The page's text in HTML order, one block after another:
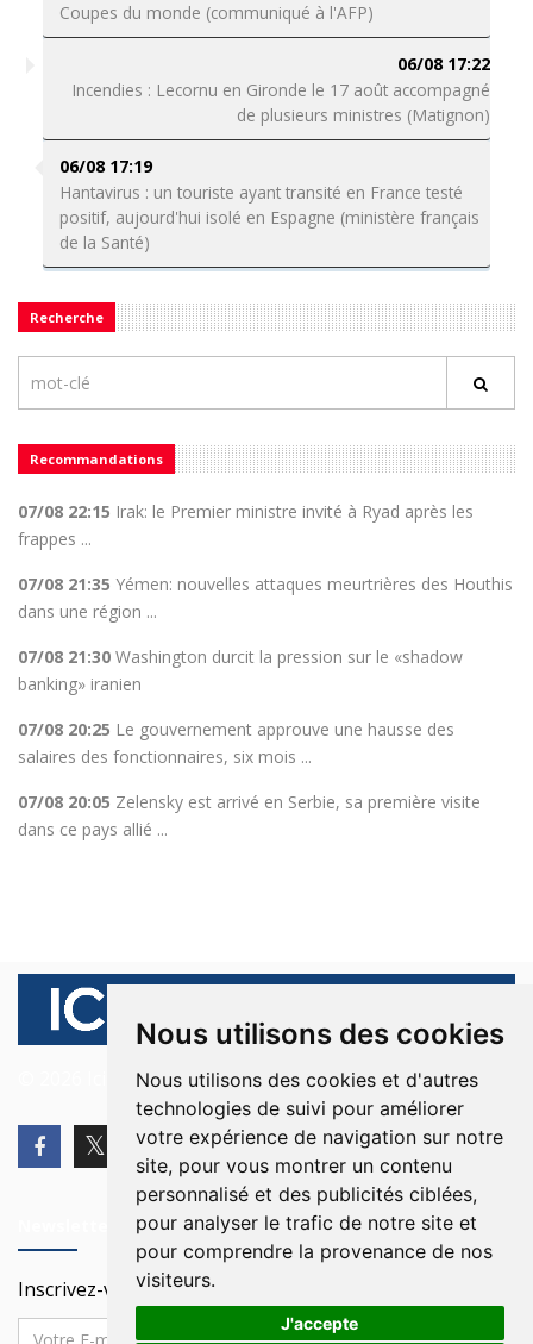
Nous utilisons des cookies
Nous utilisons des cookies et d'autres
technologies de suivi pour améliorer
votre expérience de navigation sur notre
site, pour vous montrer un contenu
personnalisé et des publicités ciblées,
pour analyser le trafic de notre site et
pour comprendre la provenance de nos
visiteurs.
J'accepte
Coupes du monde (communiqué à l'AFP)
06/08 17:22
Incendies : Lecornu en Gironde le 17 août accompagné
de plusieurs ministres (Matignon)
06/08 17:19
Hantavirus : un touriste ayant transité en France testé
positif, aujourd'hui isolé en Espagne (ministère français
de la Santé)
Recherche
Recommandations
07/08 22:15 Irak: le Premier ministre invité à Ryad après les
frappes ...
07/08 21:35 Yémen: nouvelles attaques meurtrières des Houthis
dans une région ...
07/08 21:30 Washington durcit la pression sur le «shadow
banking» iranien
07/08 20:25 Le gouvernement approuve une hausse des
salaires des fonctionnaires, six mois ...
07/08 20:05 Zelensky est arrivé en Serbie, sa première visite
dans ce pays allié ...
© 2026 Ici Beyrouth. Tous les droits sont réservés.
Inscrivez-vous à notre Newsletter